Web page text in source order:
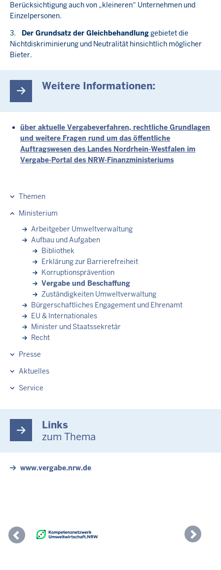
Berücksichtigung auch von „kleineren“ Unternehmen und
Einzelpersonen.
3. Der Grundsatz der Gleichbehandlunggebietet die
Nichtdiskriminierung und Neutralität hinsichtlich möglicher
Bieter.
Weitere Informationen:
über aktuelle Vergabeverfahren, rechtliche Grundlagen
und weitere Fragen rund um das öffentliche
Auftragswesen des Landes Nordrhein-Westfalen im
Vergabe-Portal des NRW-Finanzministeriums
Themen
Ministerium
Arbeitgeber Umweltverwaltung
Aufbau und Aufgaben
Bibliothek
Erklärung zur Barrierefreiheit
Korruptionsprävention
Vergabe und Beschaffung
Zuständigkeiten Umweltverwaltung
Bürgerschaftliches Engagement und Ehrenamt
EU & Internationales
Minister und Staatssekretär
Recht
Presse
Aktuelles
Service
Links
zum Thema
www.vergabe.nrw.de
Previous